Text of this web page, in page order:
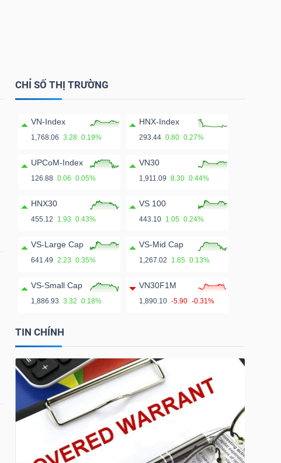
CHỈ SỐ THỊ TRƯỜNG
VN-Index
1,768.06 3.28 0.19%
HNX-Index
293.44 0.80 0.27%
UPCoM-Index
126.88 0.06 0.05%
VN30
1,911.09 8.30 0.44%
HNX30
455.12 1.93 0.43%
VS 100
443.10 1.05 0.24%
VS-Large Cap
641.49 2.23 0.35%
VS-Mid Cap
1,267.02 1.65 0.13%
VS-Small Cap
1,886.93 3.32 0.18%
VN30F1M
1,890.10 -5.90 -0.31%
TIN CHÍNH